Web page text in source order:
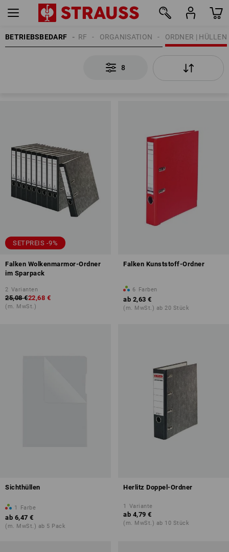
BETRIEBSBEDARF ORDNER | HÜLLEN
ORGANISATION
BÜROBEDARF
8
SETPREIS -9%
Falken Wolkenmarmor-Ordner
im Sparpack
2 Varianten
25,08 €22,68 €
(m. MwSt.)
Falken Kunststoff-Ordner
6 Farben
ab 2,63 €
(m. MwSt.) ab 20 Stück
Sichthüllen
1 Farbe
ab 6,47 €
(m. MwSt.) ab 5 Pack
Herlitz Doppel-Ordner
1 Variante
ab 4,79 €
(m. MwSt.) ab 10 Stück